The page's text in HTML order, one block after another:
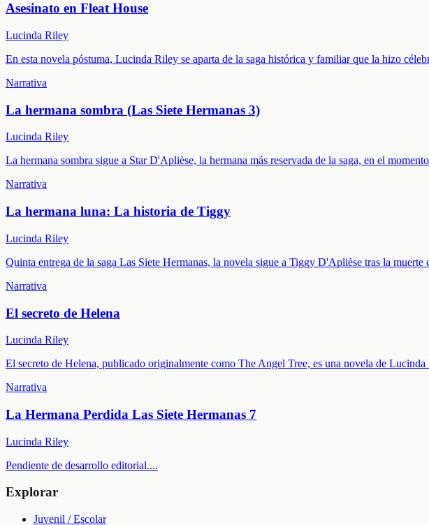
Asesinato en Fleat House
Lucinda Riley
En esta novela póstuma, Lucinda Riley se aparta de la saga histórica y familiar que la hizo
Narrativa
La hermana sombra (Las Siete Hermanas 3)
Lucinda Riley
La hermana sombra sigue a Star D'Aplièse, la hermana más reservada de la saga, en el
Narrativa
La hermana luna: La historia de Tiggy
Lucinda Riley
Quinta entrega de la saga Las Siete Hermanas, la novela sigue a Tiggy D'Aplièse tras la
Narrativa
El secreto de Helena
Lucinda Riley
El secreto de Helena, publicado originalmente como The Angel Tree, es una novela de
Narrativa
La Hermana Perdida Las Siete Hermanas 7
Lucinda Riley
Pendiente de desarrollo editorial....
Explorar
Juvenil / Escolar